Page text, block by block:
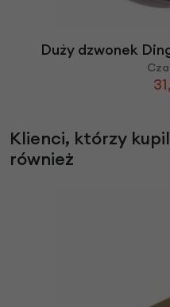
Duży dzwonek
Klienci, którzy
również